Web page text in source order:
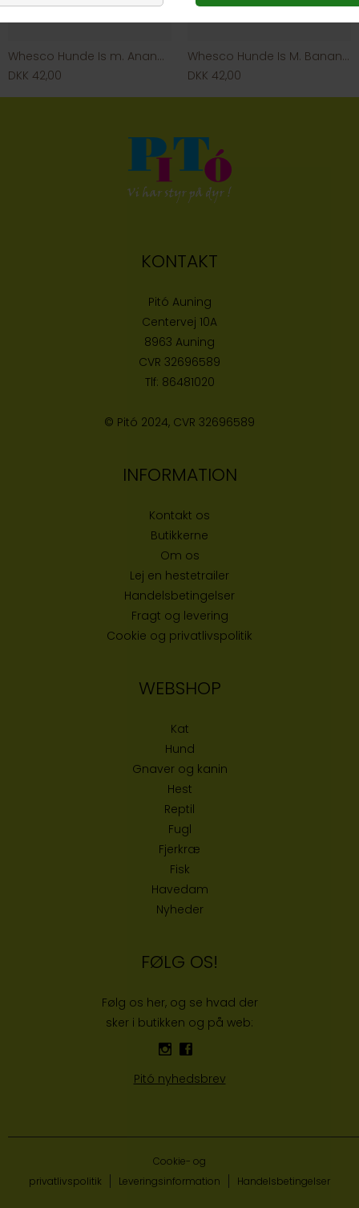
Whesco Hunde Is m. Ananas & Gulerod
DKK 42,00
Whesco Hunde Is M. Banan & Vanilje
DKK 42,00
KONTAKT
Pitó Auning
Centervej 10A
8963 Auning
CVR 32696589
Tlf: 86481020
© Pitó 2024, CVR 32696589
INFORMATION
Kontakt os
Butikkerne
Om os
Lej en hestetrailer
Handelsbetingelser
Fragt og levering
Cookie og privatlivspolitik
WEBSHOP
Kat
Hund
Gnaver og kanin
Hest
Reptil
Fugl
Fjerkræ
Fisk
Havedam
Nyheder
FØLG OS!
Følg os her, og se hvad der
sker i butikken og på web:
Pitó nyhedsbrev
Cookie- og
privatlivspolitik
Leveringsinformation Handelsbetingelser